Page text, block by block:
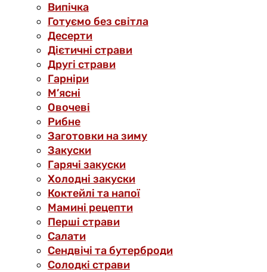
Випічка
Готуємо без світла
Десерти
Дієтичні страви
Другі страви
Гарніри
М’ясні
Овочеві
Рибне
Заготовки на зиму
Закуски
Гарячі закуски
Холодні закуски
Коктейлі та напої
Мамині рецепти
Перші страви
Салати
Сендвічі та бутерброди
Солодкі страви